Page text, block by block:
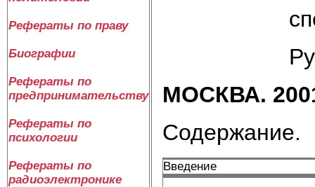
Рефераты по праву
Биографии
Рефераты по
предпринимательству
Рефераты по
психологии
Рефераты по
радиоэлектронике
МОСКВА.
Содержание.
Введение